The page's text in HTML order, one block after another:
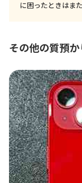
に困ったときはま
その他の質預